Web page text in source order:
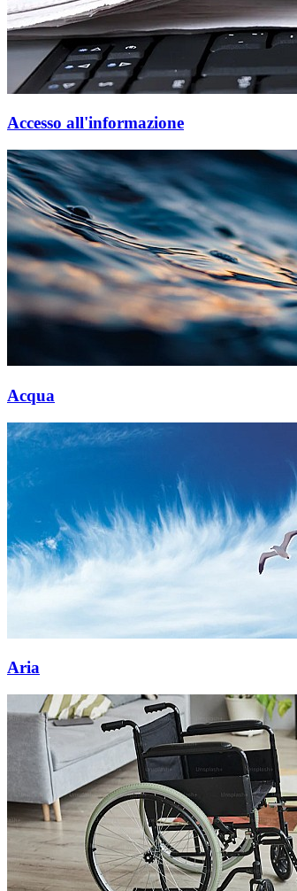
Accesso all'informazione
Acqua
Aria